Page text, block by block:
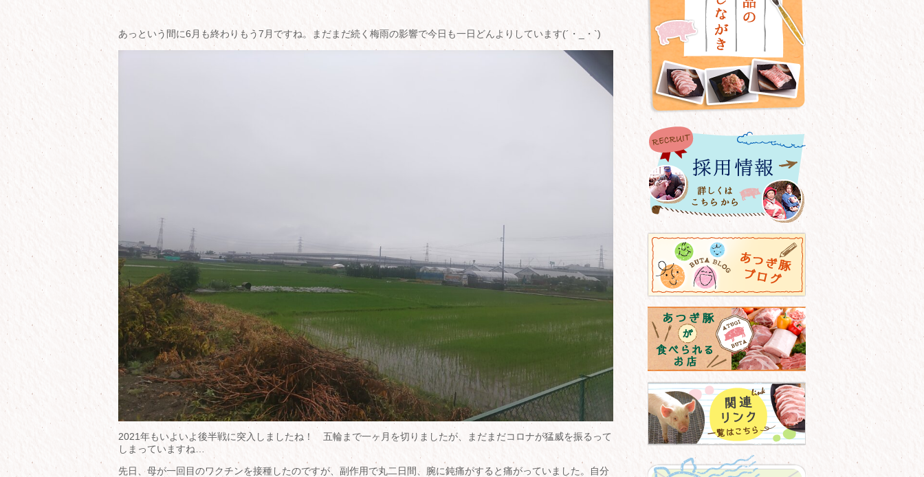
あっという間に6月も終わりもう7月ですね。まだまだ続く梅雨の影響で今日も一日どんよりしています(´・_・`)
2021年もいよいよ後半戦に突入しましたね！ 五輪まで一ヶ月を切りましたが、まだまだコロナが猛威を振るって
しまっていますね…
先日、母が一回目のワクチンを接種したのですが、副作用で丸二日間、腕に鈍痛がすると痛がっていました。自分